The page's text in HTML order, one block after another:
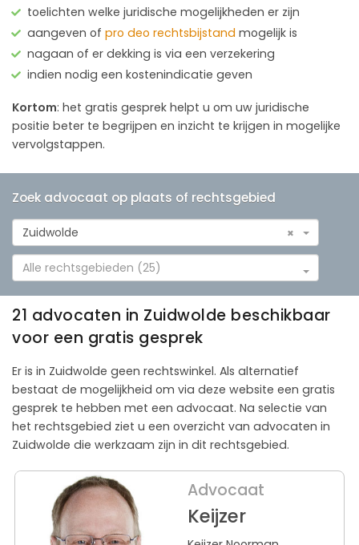
toelichten welke juridische mogelijkheden er zijn
aangeven of pro deo rechtsbijstand mogelijk is
nagaan of er dekking is via een verzekering
indien nodig een kostenindicatie geven
Kortom: het gratis gesprek helpt u om uw juridische
positie beter te begrijpen en inzicht te krijgen in mogelijke
vervolgstappen.
Zoek advocaat op plaats of rechtsgebied
×
Zuidwolde
Alle rechtsgebieden (25)
21 advocaten in Zuidwolde beschikbaar
voor een gratis gesprek
Er is in Zuidwolde geen rechtswinkel. Als alternatief
bestaat de mogelijkheid om via deze website een gratis
gesprek te hebben met een advocaat. Na selectie van
het rechtsgebied ziet u een overzicht van advocaten in
Zuidwolde die werkzaam zijn in dit rechtsgebied.
Advocaat
Keijzer